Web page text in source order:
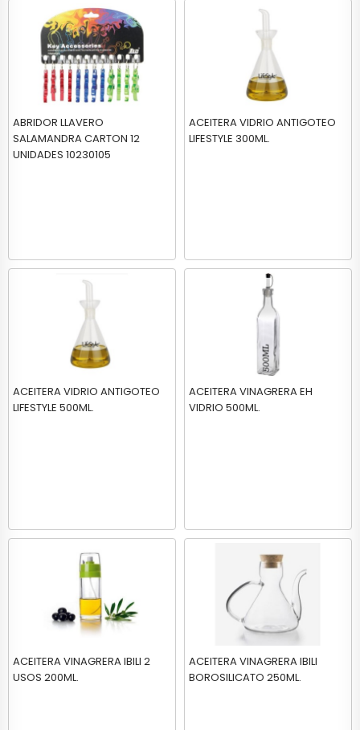
ABRIDOR LLAVERO
SALAMANDRA CARTON 12
UNIDADES 10230105
ACEITERA VIDRIO ANTIGOTEO
LIFESTYLE 300ML.
ACEITERA VIDRIO ANTIGOTEO
LIFESTYLE 500ML.
ACEITERA VINAGRERA EH
VIDRIO 500ML.
ACEITERA VINAGRERA IBILI 2
USOS 200ML.
ACEITERA VINAGRERA IBILI
BOROSILICATO 250ML.